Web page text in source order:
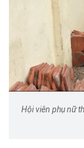
Hội viên phụ nữ